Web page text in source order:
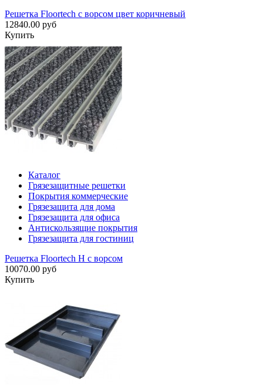
Решетка Floortech с ворсом цвет коричневый
12840.00 руб
Купить
Каталог
Грязезащитные решетки
Покрытия коммерческие
Грязезащита для дома
Грязезащита для офиса
Антискользящие покрытия
Грязезащита для гостиниц
Решетка Floortech H с ворсом
10070.00 руб
Купить